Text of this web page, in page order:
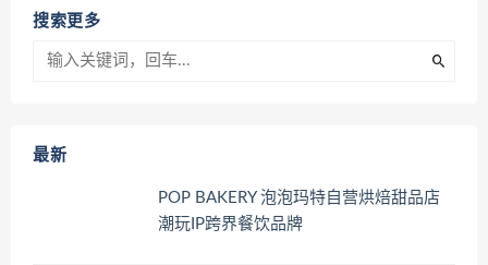
搜索更多
最新
POP BAKERY 泡泡玛特自营烘焙甜品店
潮玩IP跨界餐饮品牌